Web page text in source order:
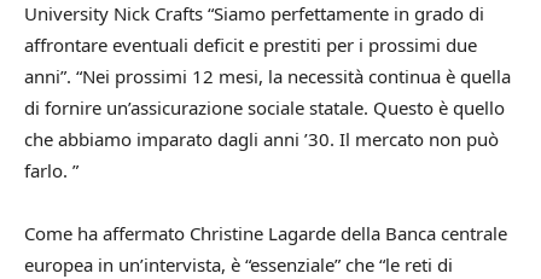
University Nick Crafts “Siamo perfettamente in grado di
affrontare eventuali deficit e prestiti per i prossimi due
anni”. “Nei prossimi 12 mesi, la necessità continua è quella
di fornire un’assicurazione sociale statale. Questo è quello
che abbiamo imparato dagli anni ’30. Il mercato non può
farlo. ”
Come ha affermato Christine Lagarde della Banca centrale
europea in un’intervista, è “essenziale” che “le reti di